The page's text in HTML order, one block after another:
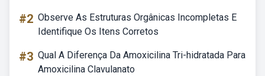
#2 Observe As Estruturas Orgânicas Incompletas E
Identifique Os Itens Corretos
#3 Qual A Diferença Da Amoxicilina Tri-hidratada Para
Amoxicilina Clavulanato